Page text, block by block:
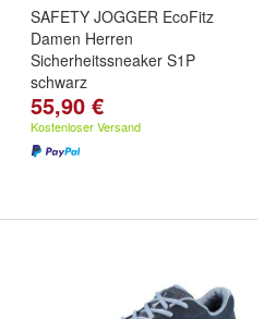
SAFETY JOGGER EcoFitz
Damen Herren
Sicherheitssneaker S1P
schwarz
55,90 €
Kostenloser Versand